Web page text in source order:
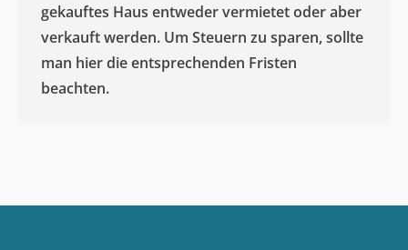
gekauftes Haus entweder vermietet oder aber
verkauft werden. Um Steuern zu sparen, sollte
man hier die entsprechenden Fristen
beachten.